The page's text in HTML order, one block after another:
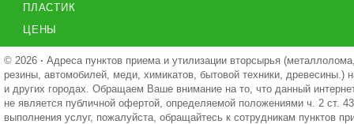
ПЛАСТИК
ЦЕНЫ
© 2026 · Адреса пунктов приема и утилизации вторсырья
резины, автомобилей, меди, химикатов, бытовой техники,
и других городах. Обращаем Ваше внимание на то, что данный
не является публичной офертой, определяемой положениями ч. 2 ст.
выполнения услуг, пожалуйста, обращайтесь к сотрудникам пунктов